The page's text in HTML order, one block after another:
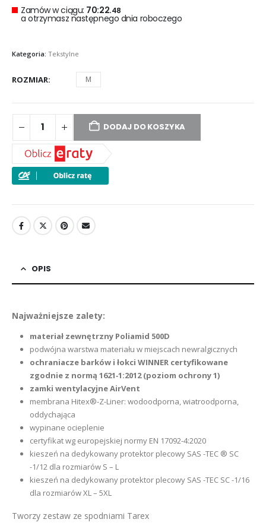
Zamów w ciągu: 70:22.48
a otrzymasz następnego dnia roboczego
Kategoria: Tekstylne
ROZMIAR M
DODAJ DO KOSZYKA
OPIS
Najważniejsze zalety:
materiał zewnętrzny Poliamid 500D
podwójna warstwa materiału w miejscach newralgicznych
ochraniacze barków i łokci WINNER certyfikowane
zgodnie z normą 1621‑1:2012 (poziom ochrony 1)
zamki wentylacyjne AirVent
membrana Hitex®-Z-Liner: wodoodporna, wiatroodporna,
oddychająca
wypinane ocieplenie
certyfikat wg europejskiej normy EN 17092-4:2020
kieszeń na dedykowany protektor plecowy SAS -TEC ® SC
-1/12 dla rozmiarów S – L
kieszeń na dedykowany protektor plecowy SAS -TEC SC -1/16
dla rozmiarów XL – 5XL
Tworzy zestaw ze spodniami Tarex